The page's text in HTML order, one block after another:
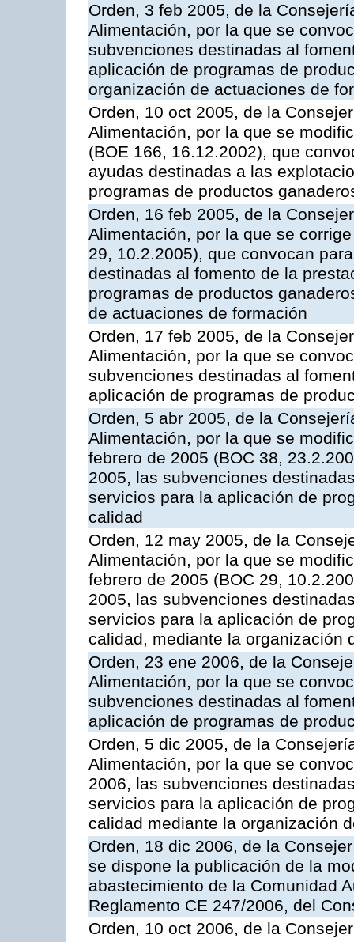
Orden, 3 feb 2005, de la
Alimentación, por la que se
subvenciones destinadas al
aplicación de programas de
organización de actuaciones de
Orden, 10 oct 2005, de la
Alimentación, por la que se
(BOE 166, 16.12.2002), que
ayudas destinadas a las
programas de productos
Orden, 16 feb 2005, de la
Alimentación, por la que se
29, 10.2.2005), que convocan
destinadas al fomento de la
programas de productos
de actuaciones de formación
Orden, 17 feb 2005, de la
Alimentación, por la que se
subvenciones destinadas al
aplicación de programas de
Orden, 5 abr 2005, de la
Alimentación, por la que se
febrero de 2005 (BOC 38,
2005, las subvenciones
servicios para la aplicación de
calidad
Orden, 12 may 2005, de la
Alimentación, por la que se
febrero de 2005 (BOC 29,
2005, las subvenciones
servicios para la aplicación de
calidad, mediante la organización
Orden, 23 ene 2006, de la
Alimentación, por la que se
subvenciones destinadas al
aplicación de programas de
Orden, 5 dic 2005, de la
Alimentación, por la que se
2006, las subvenciones
servicios para la aplicación de
calidad mediante la organización
Orden, 18 dic 2006, de la
se dispone la publicación de la
abastecimiento de la Comunidad
Reglamento CE 247/2006, del
Orden, 10 oct 2006, de la